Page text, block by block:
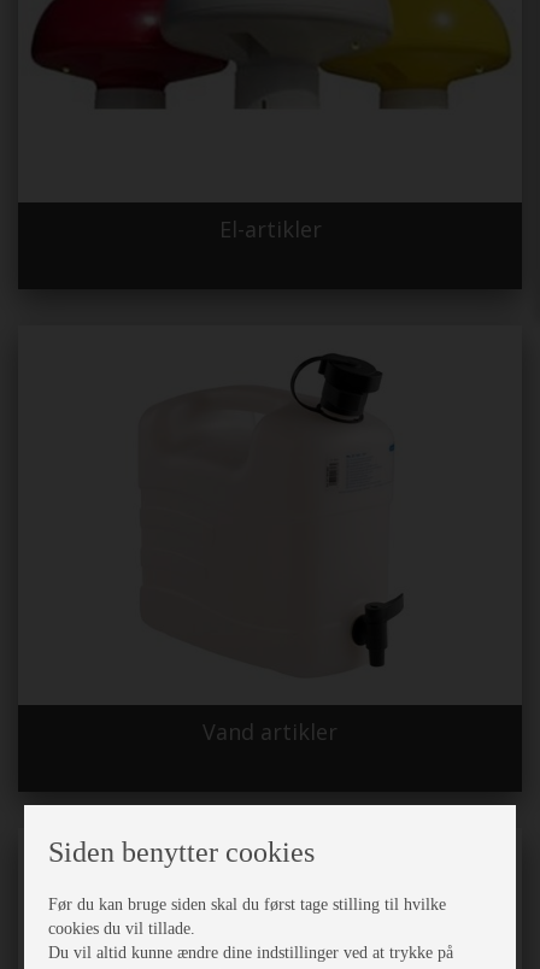
El-artikler
Vand artikler
Siden benytter cookies
Før du kan bruge siden skal du først tage stilling til hvilke
cookies du vil tillade.
Du vil altid kunne ændre dine indstillinger ved at trykke på